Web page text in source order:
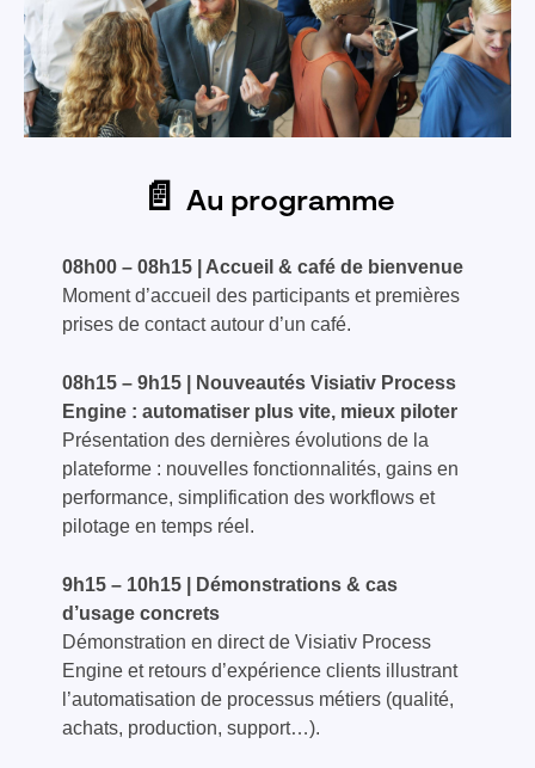
📄 Au programme
08h00 – 08h15 | Accueil & café de bienvenue
Moment d’accueil des participants et premières
prises de contact autour d’un café.
08h15 – 9h15 | Nouveautés Visiativ Process
Engine : automatiser plus vite, mieux piloter
Présentation des dernières évolutions de la
plateforme : nouvelles fonctionnalités, gains en
performance, simplification des workflows et
pilotage en temps réel.
9h15 – 10h15 | Démonstrations & cas
d’usage concrets
Démonstration en direct de Visiativ Process
Engine et retours d’expérience clients illustrant
l’automatisation de processus métiers (qualité,
achats, production, support…).